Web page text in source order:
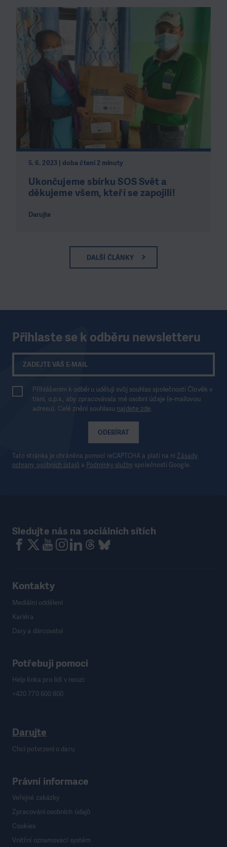
5. 6. 2023 | doba čtení 2 minuty
Ukončujeme sbírku SOS Svět a
děkujeme všem, kteří se zapojili!
Darujte
DALŠÍ ČLÁNKY
Přihlaste se k odběru newsletteru
ODEBÍRAT
Přihlášením k odběru uděluji svůj souhlas společnosti Člověk v
tísni, o.p.s., aby zpracovávala mé osobní údaje (e-mailovou
adresu). Celé znění souhlasu najdete zde.
Tato stránka je chráněna pomocí reCAPTCHA a platí na niZásady
ochrany osobních údajů a Podmínky služby společnosti Google.
Sledujte nás na sociálních sítích
Kontakty
Mediální oddělení
Kariéra
Dary a dárcovství
Potřebuji pomoci
Help linka pro lidi v nouzi:
+420 770 600 800
Darujte
Chci potvrzení o daru
Právní informace
Veřejné zakázky
Zpracování osobních údajů
Cookies
Vnitřní oznamovací systém